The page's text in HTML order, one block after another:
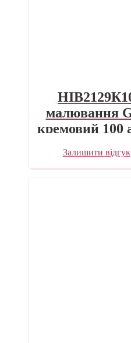
малювання
кремовий 100
Залишити відгук